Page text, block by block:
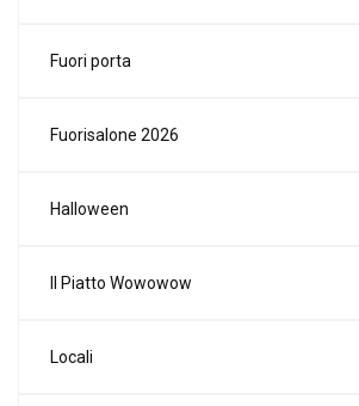
Fuori porta
Fuorisalone 2026
Halloween
Il Piatto Wowowow
Locali